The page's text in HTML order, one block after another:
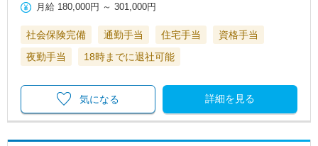
月給 180,000円 ～301,000円
社会保険完備 通勤手当 住宅手当
資格手当
夜勤手当
18時までに退社可能
詳細を見る
気になる